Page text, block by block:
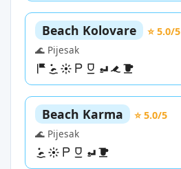
Beach Kolovare
⭐ 5.0/5
🌊 Pijesak
Beach Karma
⭐ 5.0/5
🌊 Pijesak